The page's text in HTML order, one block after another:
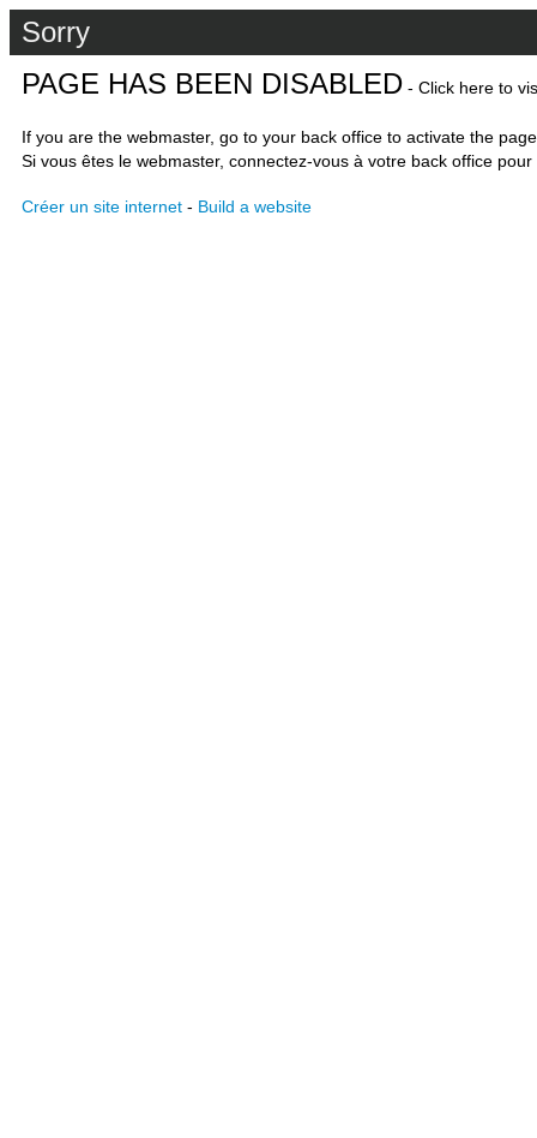
Sorry
PAGE HAS BEEN DISABLED - Click here to
If you are the webmaster, go to your back office to activate the
Si vous êtes le webmaster, connectez-vous à votre back office
Créer un site internet - Build a website